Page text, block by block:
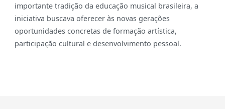
importante tradição da educação musical brasileira, a
iniciativa buscava oferecer às novas gerações
oportunidades concretas de formação artística,
participação cultural e desenvolvimento pessoal.